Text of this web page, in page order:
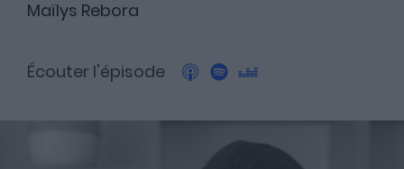
Nous contacter
Maïlys Rebora
Écouter l'épisode